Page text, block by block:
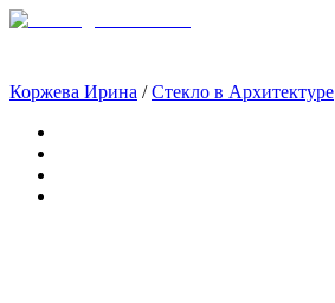
Коржева Ирина /Стекло в Архитектуре